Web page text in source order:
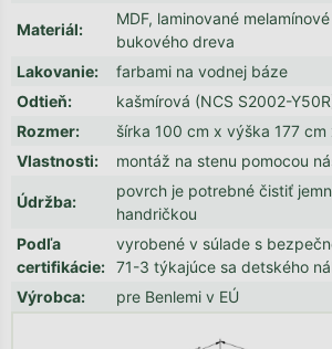
Materiál:
MDF, laminované
bukového dreva
Lakovanie:
farbami na vodnej báze
Odtieň:
kašmírová (NCS S2002-
Rozmer:
šírka 100 cm x výška 177
Vlastnosti: montáž na stenu pomocou
Údržba:
povrch je potrebné čistiť
handričkou
Podľa
certifikácie:
vyrobené v súlade s
71-3 týkajúce sa detského
Výrobca: pre Benlemi v EÚ